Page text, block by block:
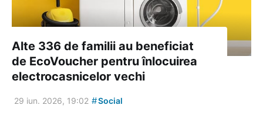
Alte 336 de familii au beneficiat
de EcoVoucher pentru înlocuirea
electrocasnicelor vechi
29 iun. 2026, 19:02 #Social